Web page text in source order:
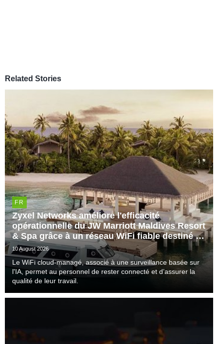
Related Stories
FR
Zyxel Networks améliore l'efficacité
opérationnelle du JW Marriott Maldives Resort
& Spa grâce à un réseau WiFi fiable destiné au
personnel
10 August 2026
Le WiFi cloud-managé, associé à une surveillance basée sur
l'IA, permet au personnel de rester connecté et d’assurer la
qualité de leur travail.